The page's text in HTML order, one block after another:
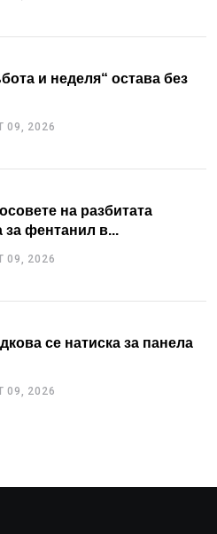
и неделя“ остава без
09, 2026
на разбитата
за фентанил в...
09, 2026
се натиска за панела
09, 2026